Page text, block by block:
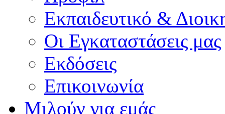
Εκπαιδευτικό &
Οι Εγκαταστάσεις μας
Εκδόσεις
Επικοινωνία
Μιλούν για εμάς